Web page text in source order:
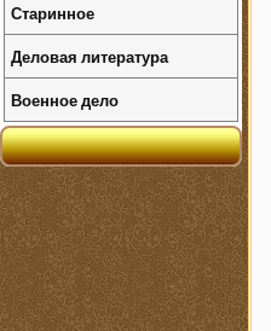
Старинное
Деловая литература
Военное дело